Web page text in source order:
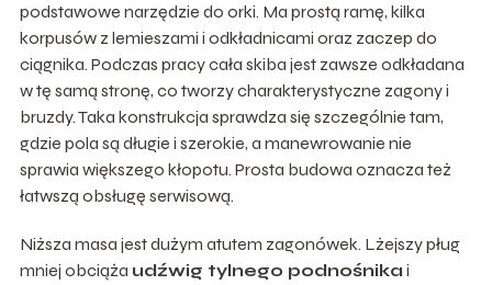
podstawowe narzędzie do orki. Ma prostą ramę, kilka
korpusów z lemieszami i odkładnicami oraz zaczep do
ciągnika. Podczas pracy cała skiba jest zawsze odkładana
w tę samą stronę, co tworzy charakterystyczne zagony i
bruzdy. Taka konstrukcja sprawdza się szczególnie tam,
gdzie pola są długie i szerokie, a manewrowanie nie
sprawia większego kłopotu. Prosta budowa oznacza też
łatwszą obsługę serwisową.
Niższa masa jest dużym atutem zagonówek. Lżejszy pług
mniej obciąża udźwig tylnego podnośnika i